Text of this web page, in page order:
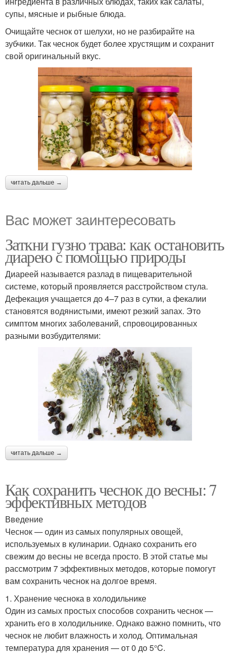
супы, мясные и рыбные блюда.
Очищайте чеснок от шелухи, но не разбирайте на
зубчики. Так чеснок будет более хрустящим и сохранит
свой оригинальный вкус.
читать дальше →
Вас может заинтересовать
Заткни гузно трава: как остановить
диарею с помощью природы
Диареей называется разлад в пищеварительной
системе, который проявляется расстройством стула.
Дефекация учащается до 4–7 раз в сутки, а фекалии
становятся водянистыми, имеют резкий запах. Это
симптом многих заболеваний, спровоцированных
разными возбудителями:
читать дальше →
Как сохранить чеснок до весны: 7
эффективных методов
Введение
Чеснок — один из самых популярных овощей,
используемых в кулинарии. Однако сохранить его
свежим до весны не всегда просто. В этой статье мы
рассмотрим 7 эффективных методов, которые помогут
вам сохранить чеснок на долгое время.
1. Хранение чеснока в холодильнике
Один из самых простых способов сохранить чеснок —
хранить его в холодильнике. Однако важно помнить, что
чеснок не любит влажность и холод. Оптимальная
температура для хранения — от 0 до 5°C.